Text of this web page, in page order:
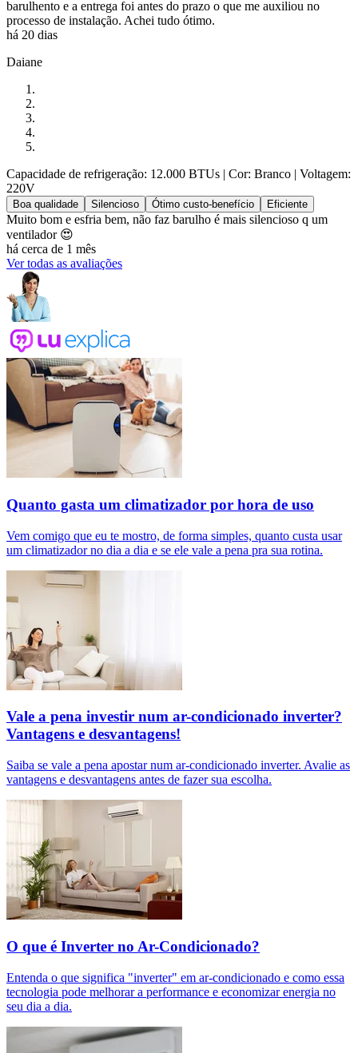
barulhento e a entrega foi antes do prazo o que me auxiliou no
processo de instalação. Achei tudo ótimo.
há 20 dias
Daiane
Capacidade de refrigeração: 12.000 BTUs | Cor: Branco | Voltagem:
220V
Boa qualidade Silencioso Ótimo custo-benefício Eficiente
Muito bom e esfria bem, não faz barulho é mais silencioso q um
ventilador 😍
há cerca de 1 mês
Ver todas as avaliações
Quanto gasta um climatizador por hora de uso
Vem comigo que eu te mostro, de forma simples, quanto custa usar
um climatizador no dia a dia e se ele vale a pena pra sua rotina.
Vale a pena investir num ar-condicionado inverter?
Vantagens e desvantagens!
Saiba se vale a pena apostar num ar-condicionado inverter. Avalie as
vantagens e desvantagens antes de fazer sua escolha.
O que é Inverter no Ar-Condicionado?
Entenda o que significa "inverter" em ar-condicionado e como essa
tecnologia pode melhorar a performance e economizar energia no
seu dia a dia.